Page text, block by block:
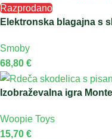
Razprodano
Elektronska blagajna s
Smoby
68,80 €
Izobraževalna igra
Woopie Toys
15,70 €